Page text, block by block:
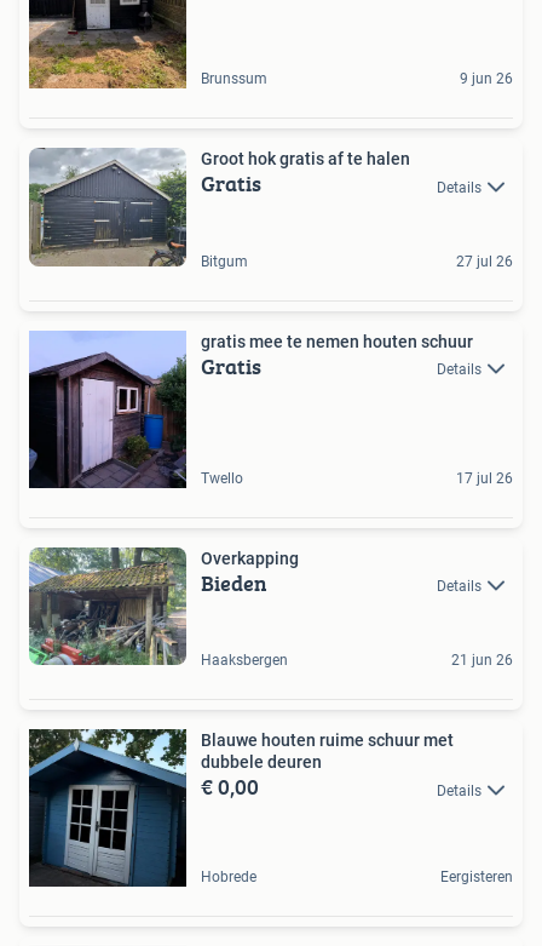
Brunssum 9 jun 26
Groot hok gratis af te halen
Gratis Details
Bitgum 27 jul 26
gratis mee te nemen houten schuur
Gratis Details
Twello 17 jul 26
Overkapping
Bieden Details
Haaksbergen 21 jun 26
Blauwe houten ruime schuur met
dubbele deuren
€ 0,00 Details
Hobrede Eergisteren